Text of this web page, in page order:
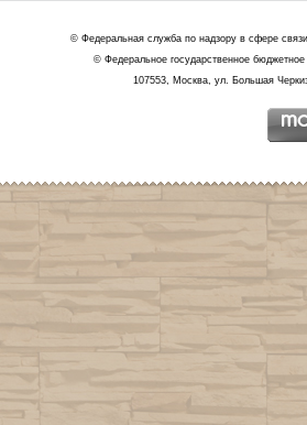
© Федеральная служба по надзору в сфере
© Федеральное государственное
107553, Москва, ул. Большая